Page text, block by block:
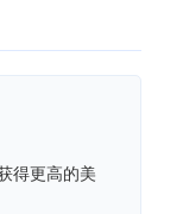
得更高的美